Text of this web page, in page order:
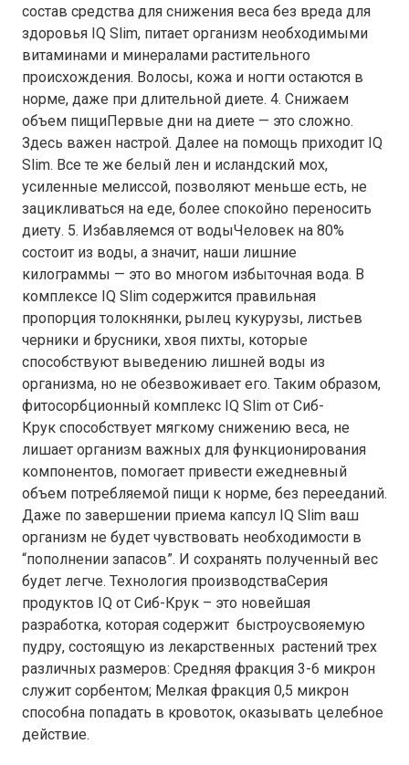
состав средства для снижения веса без вреда для
здоровья IQ Slim, питает организм необходимыми
витаминами и минералами растительного
происхождения. Волосы, кожа и ногти остаются в
норме, даже при длительной диете. 4. Снижаем
объем пищиПервые дни на диете — это сложно.
Здесь важен настрой. Далее на помощь приходит IQ
Slim. Все те же белый лен и исландский мох,
усиленные мелиссой, позволяют меньше есть, не
зацикливаться на еде, более спокойно переносить
диету. 5. Избавляемся от водыЧеловек на 80%
состоит из воды, а значит, наши лишние
килограммы — это во многом избыточная вода. В
комплексе IQ Slim содержится правильная
пропорция толокнянки, рылец кукурузы, листьев
черники и брусники, хвоя пихты, которые
способствуют выведению лишней воды из
организма, но не обезвоживает его. Таким образом,
фитосорбционный комплекс IQ Slim от Сиб-
Крук способствует мягкому снижению веса, не
лишает организм важных для функционирования
компонентов, помогает привести ежедневный
объем потребляемой пищи к норме, без перееданий.
Даже по завершении приема капсул IQ Slim ваш
организм не будет чувствовать необходимости в
“пополнении запасов”. И сохранять полученный вес
будет легче. Технология производстваСерия
продуктов IQ от Сиб-Крук – это новейшая
разработка, которая содержит быстроусвояемую
пудру, состоящую из лекарственных растений трех
различных размеров: Средняя фракция 3-6 микрон
служит сорбентом; Мелкая фракция 0,5 микрон
способна попадать в кровоток, оказывать целебное
действие.